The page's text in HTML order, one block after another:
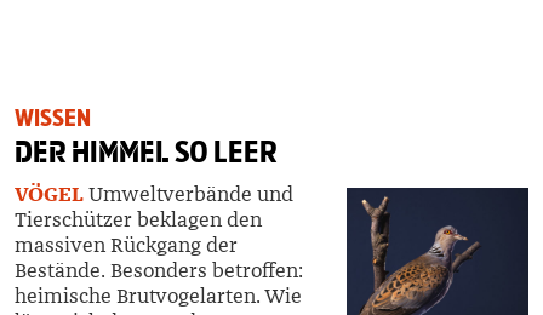
WISSEN
DER HIMMELSO LEER
VÖGELUmweltverbände und
Tierschützer beklagen den
massiven Rückgang der
Bestände. Besonders betroffen:
heimische Brutvogelarten. Wie